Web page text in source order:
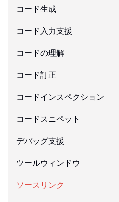
コード生成
コード入力支援
コードの理解
コード訂正
コードインスペクション
コードスニペット
デバッグ支援
ツールウィンドウ
ソースリンク